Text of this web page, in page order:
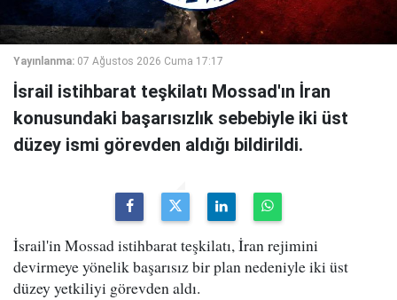
Yayınlanma: 07 Ağustos 2026 Cuma 17:17
İsrail istihbarat teşkilatı Mossad'ın İran
konusundaki başarısızlık sebebiyle iki üst
düzey ismi görevden aldığı bildirildi.
İsrail'in Mossad istihbarat teşkilatı, İran rejimini
devirmeye yönelik başarısız bir plan nedeniyle iki üst
düzey yetkiliyi görevden aldı.